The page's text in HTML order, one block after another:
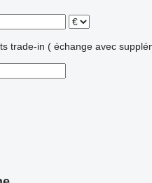
trade-in ( échange avec